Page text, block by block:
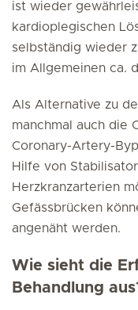
ist wieder
kardioplegischen
selbständig wieder
im Allgemeinen ca.
Als Alternative zu
manchmal auch die
Coronary-Artery-
Hilfe von
Herzkranzarterien
Gefässbrücken
angenäht werden.
Wie sieht die
Behandlung